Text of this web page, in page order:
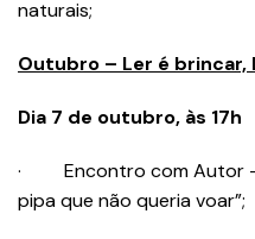
naturais;
Outubro – Ler é brincar,
Dia 7 de outubro, às 17h
· Encontro com Autor –
pipa que não queria voar”;